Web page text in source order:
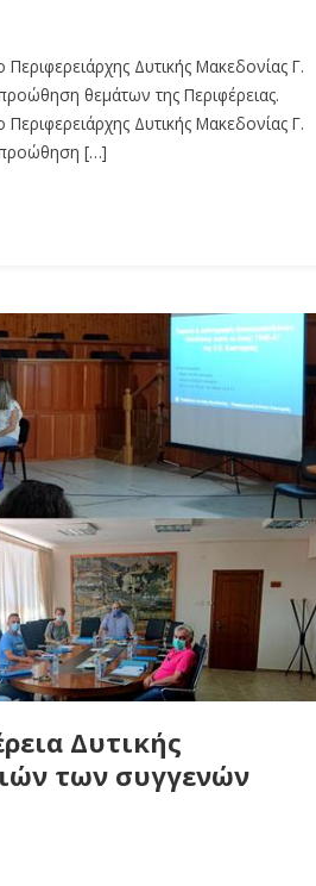
Δυτικής Μακεδονίας Γ.
θεμάτων της Περιφέρειας.
Δυτικής Μακεδονίας Γ.
προώθηση […]
Δυτικής
των συγγενών